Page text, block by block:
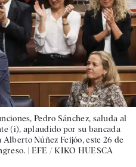
Pedro Sánchez, saluda al
(i), aplaudido por su bancada
Núñez Feijóo, este 26 de
| EFE / KIKO HUESCA